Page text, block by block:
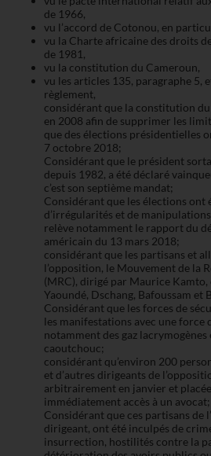
de 1966,
vu l’accord de Cotonou, en
vu la Charte africaine des droits
de 1981,
vu la constitution du Cameroun,
vu les articles 135, paragraphe 5,
règlement,
considérant que la constitution
en 2008 afin de supprimer les
que des élections présidentielles
7 octobre 2018;
Considérant que le président
depuis 1982, a été déclaré
c’est son septième mandat;
Considérant que les élections ont
d’irrégularités et de
relève notamment le rapport du
américain du 13 mars 2018;
considérant que les partisans et
l’opposition, le Mouvement de la
(MRC), dirigé par Maurice
Yaoundé, Dschang, Bafoussam et
Considérant que les forces de
les manifestations avec une force
notamment des gaz lacrymogènes
caoutchouc;
considérant qu’environ 200
et d’autres dirigeants de
arbitrairement en janvier et
immédiatement accès à un avocat;
Considérant que ces partisans de
dirigeant, ont été inculpés de
insurrection, hostilités contre la